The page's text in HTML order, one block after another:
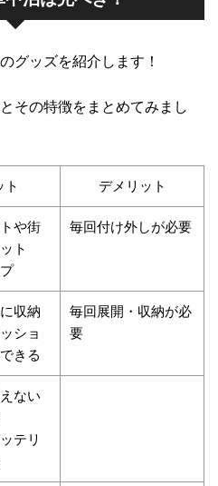
グッズを紹介します！
その特徴をまとめてみまし
ト デメリット
や街
ト
毎回付け外しが必要
収納
ショ
きる
毎回展開・収納が必
要
ない
テリ